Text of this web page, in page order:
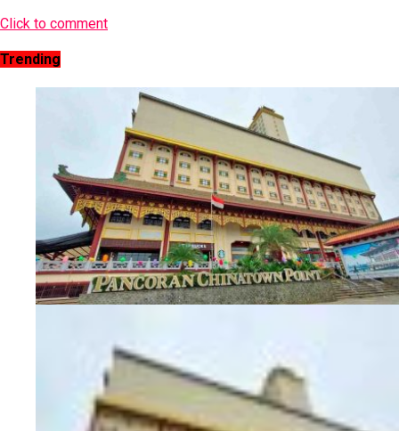
Click to comment
Trending